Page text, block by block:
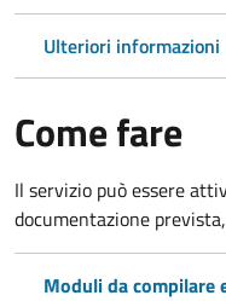
Ulteriori informazioni
Come fare
Il servizio può essere
documentazione
Moduli da compilare